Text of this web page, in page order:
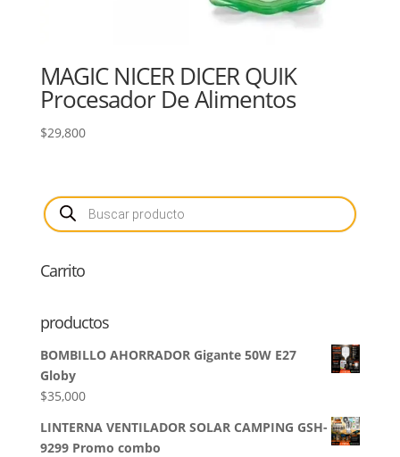
MAGIC NICER DICER QUIK
Procesador De Alimentos
$29,800
Búsqueda
de
productos
Carrito
productos
BOMBILLO AHORRADOR Gigante 50W E27
Globy
$35,000
LINTERNA VENTILADOR SOLAR CAMPING GSH-
9299 Promo combo